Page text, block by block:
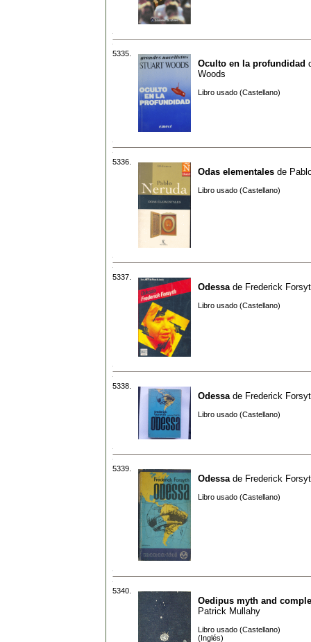
5335.
Oculto en la profundidad
Woods
Libro usado (Castellano)
5336.
Odas elementales de
Libro usado (Castellano)
5337.
Odessa de Frederick
Libro usado (Castellano)
5338.
Odessa de Frederick
Libro usado (Castellano)
5339.
Odessa de Frederick
Libro usado (Castellano)
5340.
Oedipus myth and
Patrick Mullahy
Libro usado (Castellano)
(Inglés)